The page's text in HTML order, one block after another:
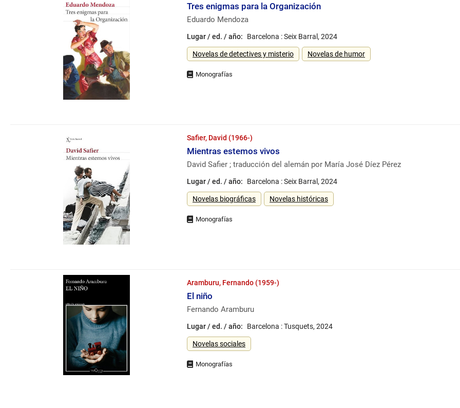
Tres enigmas para la Organización
Eduardo Mendoza
Lugar / ed. / año:
Barcelona : Seix Barral, 2024
Género
Novelas de detectives y misterio Novelas de humor
Safier, David (1966-)
Mientras estemos vivos
David Safier ; traducción del alemán por María José Díez Pérez
Lugar / ed. / año:
Barcelona : Seix Barral, 2024
Género
Novelas biográficas Novelas históricas
Aramburu, Fernando (1959-)
El niño
Fernando Aramburu
Lugar / ed. / año:
Barcelona : Tusquets, 2024
Género
Novelas sociales